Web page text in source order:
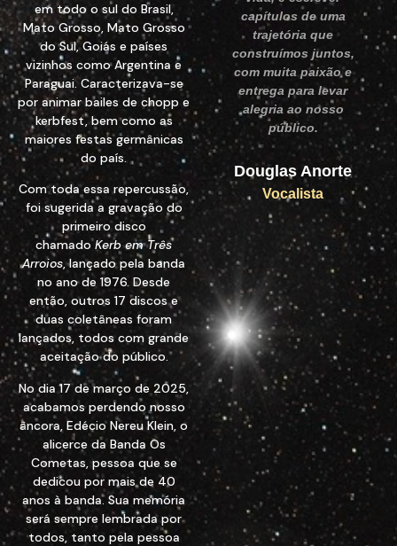
em todo o sul do Brasil,
Mato Grosso, Mato Grosso
do Sul, Goiás e países
vizinhos como Argentina e
Paraguai. Caracterizava-se
por animar bailes de chopp e
kerbfest, bem como as
maiores festas germânicas
do país.
Com toda essa repercussão,
foi sugerida a gravação do
primeiro disco
chamadoKerb em Três
Arroios, lançado pela banda
no ano de 1976. Desde
então, outros 17 discos e
duas coletâneas foram
lançados, todos com grande
aceitação do público.
No dia 17 de março de 2025,
acabamos perdendo nosso
âncora, Edécio Nereu Klein, o
alicerce da Banda Os
Cometas, pessoa que se
dedicou por mais de 40
anos à banda. Sua memória
será sempre lembrada por
todos, tanto pela pessoa
capítulos de uma
trajetória que
construímos juntos,
com muita paixão e
entrega para levar
alegria ao nosso
público.
Douglas Anorte
Vocalista